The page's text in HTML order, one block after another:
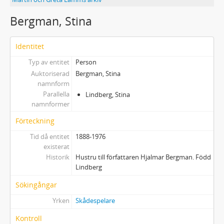
Bergman, Stina
Identitet
Typ av entitet
Person
Auktoriserad
namnform
Bergman, Stina
Parallella
namnformer
Lindberg, Stina
Förteckning
Tid då entitet
existerat
1888-1976
Historik
Hustru till författaren Hjalmar Bergman. Född
Lindberg
Sökingångar
Yrken Skådespelare
Kontroll